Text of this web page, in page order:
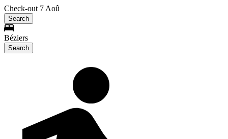
Check-out 7 Aoû
Search
Béziers
Search